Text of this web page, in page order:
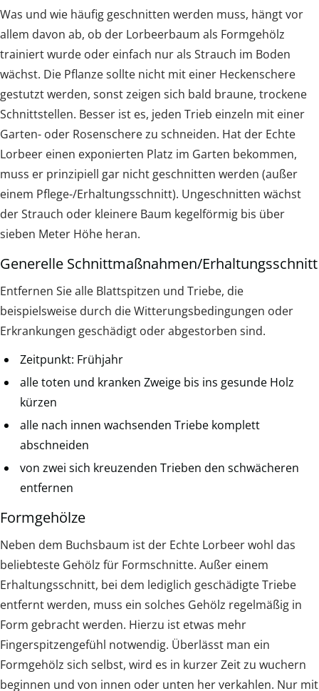
Was und wie häufig geschnitten werden muss, hängt vor
allem davon ab, ob der Lorbeerbaum als Formgehölz
trainiert wurde oder einfach nur als Strauch im Boden
wächst. Die Pflanze sollte nicht mit einer Heckenschere
gestutzt werden, sonst zeigen sich bald braune, trockene
Schnittstellen. Besser ist es, jeden Trieb einzeln mit einer
Garten- oder Rosenschere zu schneiden. Hat der Echte
Lorbeer einen exponierten Platz im Garten bekommen,
muss er prinzipiell gar nicht geschnitten werden (außer
einem Pflege-/Erhaltungsschnitt). Ungeschnitten wächst
der Strauch oder kleinere Baum kegelförmig bis über
sieben Meter Höhe heran.
Generelle Schnittmaßnahmen/Erhaltungsschnitt
Entfernen Sie alle Blattspitzen und Triebe, die
beispielsweise durch die Witterungsbedingungen oder
Erkrankungen geschädigt oder abgestorben sind.
Zeitpunkt: Frühjahr
alle toten und kranken Zweige bis ins gesunde Holz
kürzen
alle nach innen wachsenden Triebe komplett
abschneiden
von zwei sich kreuzenden Trieben den schwächeren
entfernen
Formgehölze
Neben dem Buchsbaum ist der Echte Lorbeer wohl das
beliebteste Gehölz für Formschnitte. Außer einem
Erhaltungsschnitt, bei dem lediglich geschädigte Triebe
entfernt werden, muss ein solches Gehölz regelmäßig in
Form gebracht werden. Hierzu ist etwas mehr
Fingerspitzengefühl notwendig. Überlässt man ein
Formgehölz sich selbst, wird es in kurzer Zeit zu wuchern
beginnen und von innen oder unten her verkahlen. Nur mit